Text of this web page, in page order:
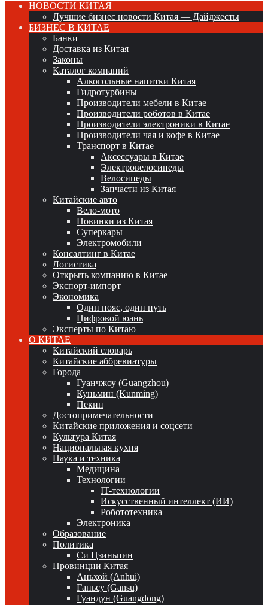
НОВОСТИ КИТАЯ
Лучшие бизнес новости Китая — Дайджесты
БИЗНЕС В КИТАЕ
Банки
Доставка из Китая
Законы
Каталог компаний
Алкогольные напитки Китая
Гидротурбины
Производители мебели в Китае
Производители роботов в Китае
Производители электроники в Китае
Производители чая и кофе в Китае
Транспорт в Китае
Аксессуары в Китае
Электровелосипеды
Велосипеды
Запчасти из Китая
Китайские авто
Вело-мото
Новинки из Китая
Суперкары
Электромобили
Консалтинг в Китае
Логистика
Открыть компанию в Китае
Экспорт-импорт
Экономика
Один пояс, один путь
Цифровой юань
Эксперты по Китаю
О КИТАЕ
Китайский словарь
Китайские аббревиатуры
Города
Гуанчжоу (Guangzhou)
Куньмин (Kunming)
Пекин
Достопримечательности
Китайские приложения и соцсети
Культура Китая
Национальная кухня
Наука и техника
Медицина
Технологии
IT-технологии
Искусственный интеллект (ИИ)
Робототехника
Электроника
Образование
Политика
Си Цзиньпин
Провинции Китая
Аньхой (Anhui)
Ганьсу (Gansu)
Гуандун (Guangdong)